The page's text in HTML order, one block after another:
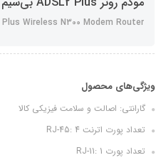
Plus Wireless N300 Modem Router
ویژگی‌های محصول
گارانتی: اصالت و سلامت فیزیکی کالا
تعداد پورت اترنت RJ-45: 4
تعداد پورت RJ-11: 1